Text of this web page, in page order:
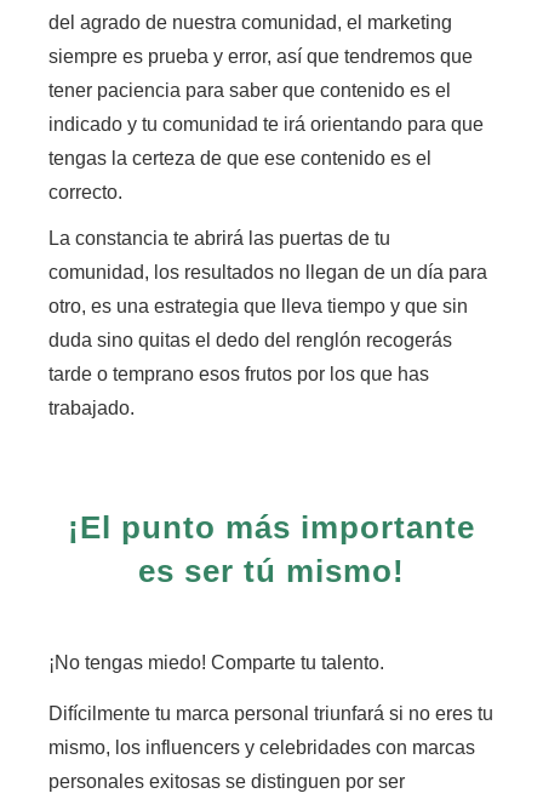
del agrado de nuestra comunidad, el marketing
siempre es prueba y error, así que tendremos que
tener paciencia para saber que contenido es el
indicado y tu comunidad te irá orientando para que
tengas la certeza de que ese contenido es el
correcto.
La constancia te abrirá las puertas de tu
comunidad, los resultados no llegan de un día para
otro, es una estrategia que lleva tiempo y que sin
duda sino quitas el dedo del renglón recogerás
tarde o temprano esos frutos por los que has
trabajado.
¡El punto más importante
es ser tú mismo!
¡No tengas miedo! Comparte tu talento.
Difícilmente tu marca personal triunfará si no eres tu
mismo, los influencers y celebridades con marcas
personales exitosas se distinguen por ser